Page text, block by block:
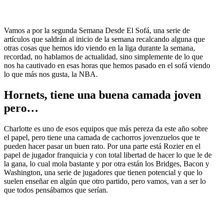
Vamos a por la segunda Semana Desde El Sofá, una serie de
artículos que saldrán al inicio de la semana recalcando alguna que
otras cosas que hemos ido viendo en la liga durante la semana,
recordad, no hablamos de actualidad, sino simplemente de lo que
nos ha cautivado en esas horas que hemos pasado en el sofá viendo
lo que más nos gusta, la NBA.
Hornets, tiene una buena camada joven
pero…
Charlotte es uno de esos equipos que más pereza da este año sobre
el papel, pero tiene una camada de cachorros jovenzuelos que te
pueden hacer pasar un buen rato. Por una parte está Rozier en el
papel de jugador franquicia y con total libertad de hacer lo que le de
la gana, lo cual mola bastante y por otra están los Bridges, Bacon y
Washington, una serie de jugadores que tienen potencial y que lo
suelen enseñar en algún que otro partido, pero vamos, van a ser lo
que todos pensábamos que serían.